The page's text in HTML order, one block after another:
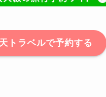
トラベルで予約する